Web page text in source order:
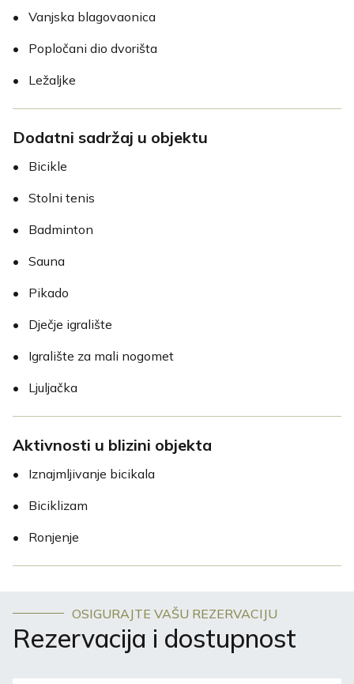
•
Vanjska blagovaonica
•
Popločani dio dvorišta
•
Ležaljke
Dodatni sadržaj u objektu
•
Bicikle
•
Stolni tenis
•
Badminton
•
Sauna
•
Pikado
•
Dječje igralište
•
Igralište za mali nogomet
•
Ljuljačka
Aktivnosti u blizini objekta
•
Iznajmljivanje bicikala
•
Biciklizam
•
Ronjenje
OSIGURAJTE VAŠU REZERVACIJU
Rezervacija i dostupnost